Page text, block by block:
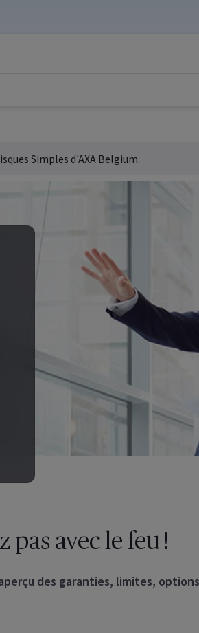
Simples d'AXA Belgium.
pas avec le feu !
des garanties, limites,